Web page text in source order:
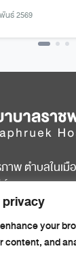
your
content, and
นธ์ 2569
พ ตำบลในเมือ
40000
บท
ข่าว